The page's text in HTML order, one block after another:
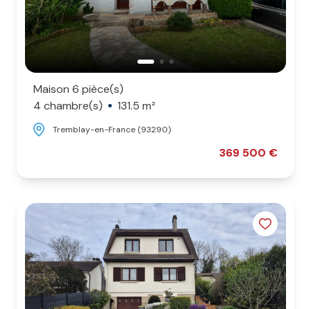
Maison 6 pièce(s)
4 chambre(s)
131.5 m²
Tremblay-en-France (93290)
369 500 €